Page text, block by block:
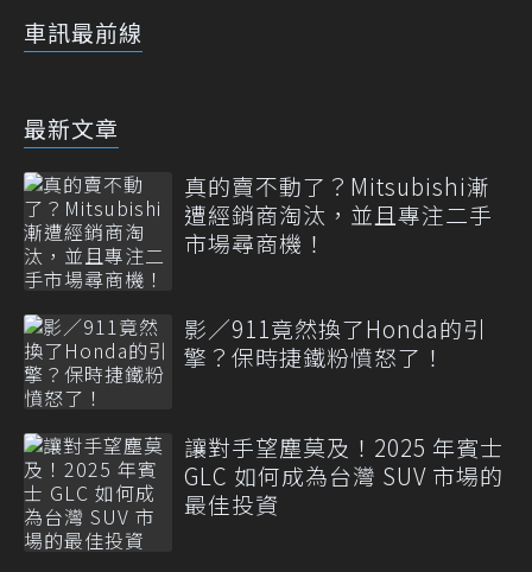
車訊最前線
最新文章
真的賣不動了？Mitsubishi漸
遭經銷商淘汰，並且專注二手
市場尋商機！
影／911竟然換了Honda的引
擎？保時捷鐵粉憤怒了！
讓對手望塵莫及！2025 年賓士
GLC 如何成為台灣 SUV 市場的
最佳投資